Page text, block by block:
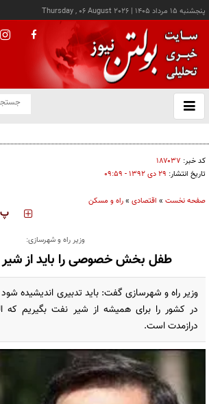
پنجشنبه ۱۵ مرداد ۱۴۰۵ |
Thursday , 06 August 2026
باز
و
کد خبر: ۱۸۷۰۳۷
تاریخ انتشار: ۲۹ دی ۱۳۹۲ - ۰۹:۵۹
صفحه نخست » اقتصادی »راه و مسکن
‍‍‍ پ
وزیر راه و شهرسازی:
طفل بخش خصوصی را باید از شیر
وزیر راه و شهرسازی گفت: باید تدبیری
در کشور را برای همیشه از شیر نفت بگیریم که
درازمدت است.